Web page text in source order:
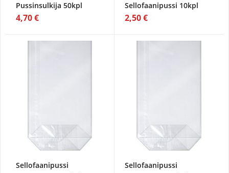
Pussinsulkija 50kpl
4,70 €
Sellofaanipussi 10kpl
2,50 €
Sellofaanipussi
Sellofaanipussi